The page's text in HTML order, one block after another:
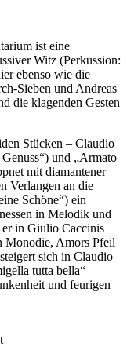
ist eine
Witz (Perkussion:
ebenso wie die
Sieben und Andreas
die klagenden Gesten
Stücken – Claudio
und „Armato
mit diamantener
Verlangen an die
Schöne“) ein
in Melodik und
er in Giulio Caccinis
Monodie, Amors Pfeil
sich in Claudio
tutta bella“
und feurigen